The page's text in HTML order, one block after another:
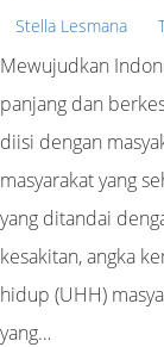
Stella Lesmana
Mewujudkan
panjang dan
diisi dengan
masyarakat yang
yang ditandai
kesakitan, angka
hidup (UHH)
yang…